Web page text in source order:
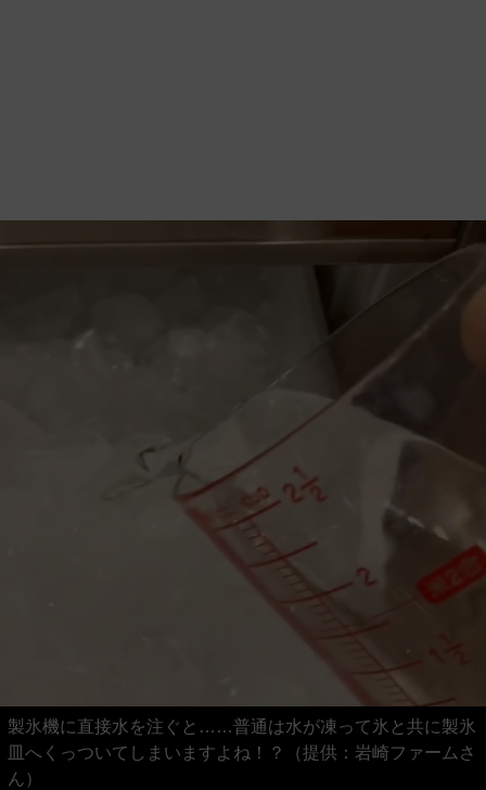
製氷機に直接水を注ぐと……普通は水が凍って氷と共に製氷
皿へくっついてしまいますよね！？（提供：岩崎ファームさ
ん）